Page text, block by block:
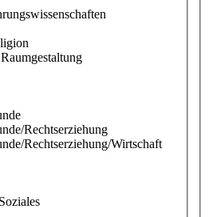
Rechtserziehung
Rechtserziehung/Wirtschaft